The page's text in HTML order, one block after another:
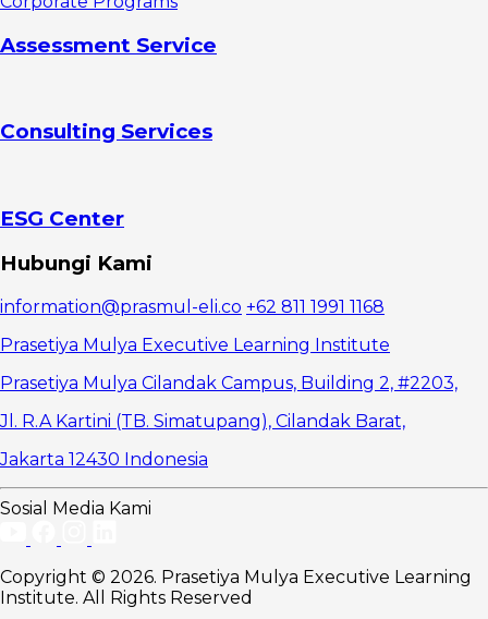
3. Dapat
(
Syarat
Berkualitas
Kejelasan (
Clarity ) dalam
Kesepakatan
2.
Komitmen (
Commitment
) dari Kedua
3.
Compliance
Strategi
Mencapai
Negosiasi
yang Ideal
1.
Persiapan (
Assessment Service
Consulting Services
ESG Center
Hubungi Kami
information@prasmul-eli.co +62 811 1991 1168
Prasetiya Mulya Executive Learning Institute
Prasetiya Mulya Cilandak Campus, Building 2, #2203,
Jl. R.A Kartini (TB. Simatupang), Cilandak Barat,
Jakarta 12430 Indonesia
Sosial Media Kami
Copyright © 2026. Prasetiya Mulya Executive Learning
Institute. All Rights Reserved